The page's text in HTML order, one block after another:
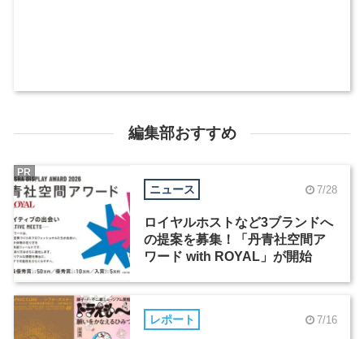
編集部おすすめ
ニュース 7/28
ロイヤルホストなど3ブランドへ
の提案を募集！「丹青社空間ア
ワード with ROYAL」が開始
PR
レポート 7/16